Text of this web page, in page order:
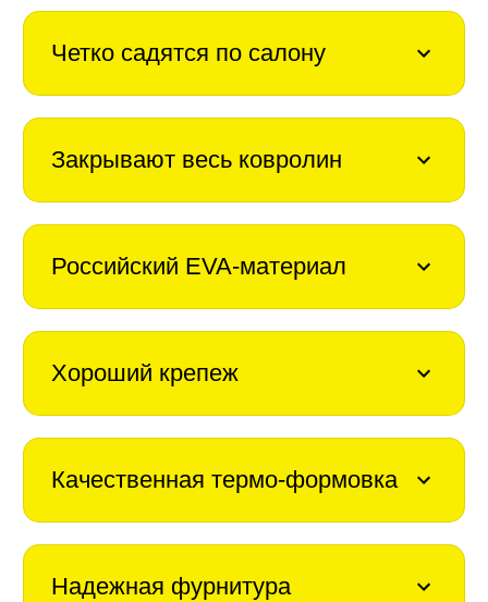
Четко садятся по салону
Закрывают весь ковролин
Российский EVA-материал
Хороший крепеж
Качественная термо-формовка
Надежная фурнитура